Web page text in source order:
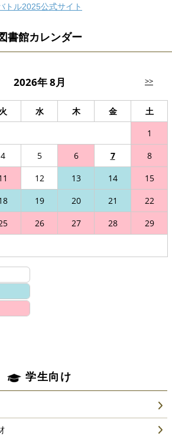
書館カレンダー
2026年 8月 >>
火 水 木 金
土
1
4 5 6 7
8
12 13 14
15
19 20 21
22
26 27 28
29
学生向け
トル2025公式サイト